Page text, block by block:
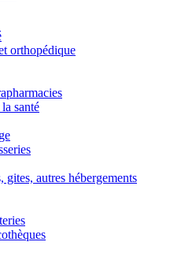
orthopédique
santé
gites, autres hébergements